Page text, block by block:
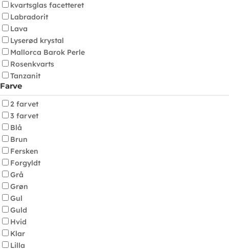
kvartsglas facetteret
Labradorit
Lava
Lyserød krystal
Mallorca Barok Perle
Rosenkvarts
Tanzanit
Farve
2 farvet
3 farvet
Blå
Brun
Fersken
Forgyldt
Grå
Grøn
Gul
Guld
Hvid
Klar
Lilla